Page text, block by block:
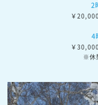
2
￥
4
￥
※休